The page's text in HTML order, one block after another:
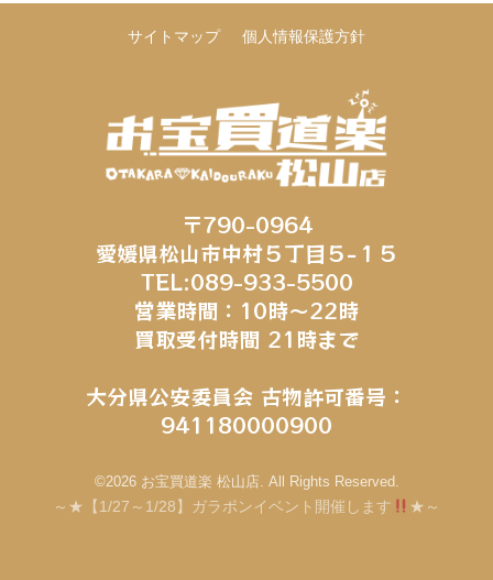
サイトマップ 個人情報保護方針
〒790-0964
愛媛県松山市中村５丁目５−１５
TEL:089-933-5500
営業時間：10時～22時
買取受付時間 21時まで
大分県公安委員会 古物許可番号：
941180000900
©2026 お宝買道楽 松山店. All Rights Reserved.
～★【1/27～1/28】ガラポンイベント開催します
★～